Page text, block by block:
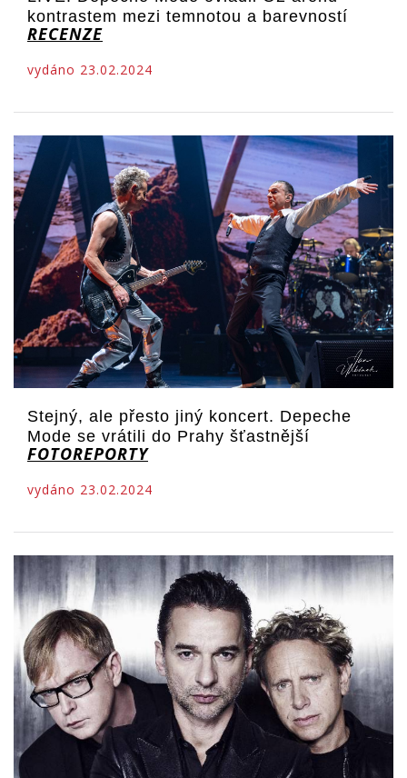
kontrastem mezi temnotou a barevností
RECENZE
vydáno 23.02.2024
Stejný, ale přesto jiný koncert. Depeche
Mode se vrátili do Prahy šťastnější
FOTOREPORTY
vydáno 23.02.2024